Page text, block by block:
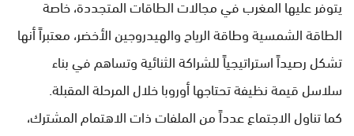
يتوفر عليها المغرب في مجالات الطاقات المتجددة، خاصة
الطاقة الشمسية وطاقة الرياح والهيدروجين الأخضر، معتبراً أنها
تشكل رصيداً استراتيجياً للشراكة الثنائية وتساهم في بناء
سلاسل قيمة نظيفة تحتاجها أوروبا خلال المرحلة المقبلة.
كما تناول الاجتماع عدداً من الملفات ذات الاهتمام المشترك،